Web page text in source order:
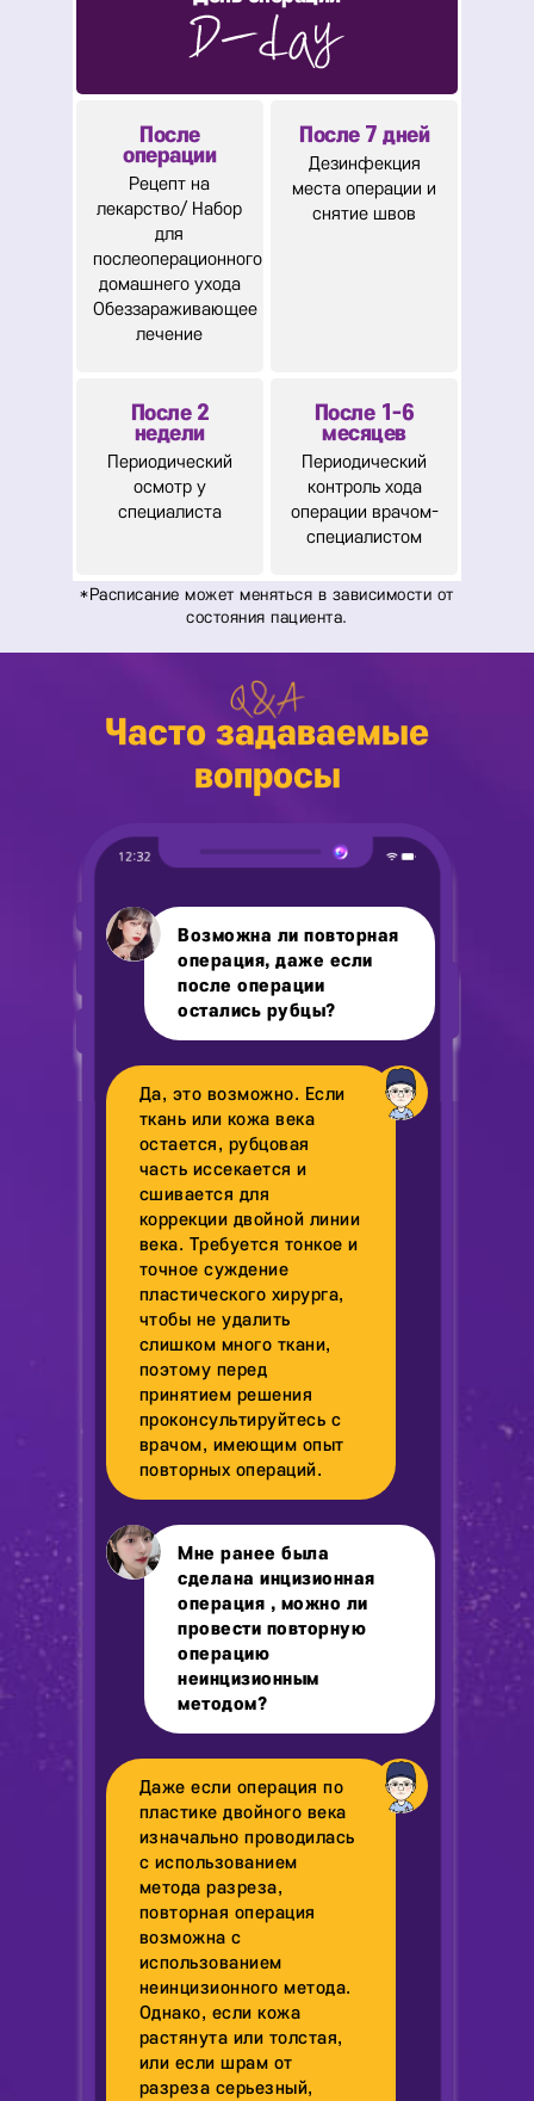
После
операции
Рецепт на
лекарство/ Набор
для
послеоперационного
домашнего ухода
Обеззараживающее
лечение
После 7 дней
Дезинфекция
места операции и
снятие швов
После 2
недели
Периодический
осмотр у
специалиста
После 1-6
месяцев
Периодический
контроль хода
операции врачом-
специалистом
Часто задаваемые
вопросы
Возможна ли повторная
операция, даже если
после операции
остались рубцы?
Да, это возможно. Если
ткань или кожа века
остается, рубцовая
часть иссекается и
сшивается для
коррекции двойной линии
века. Требуется тонкое и
точное суждение
пластического хирурга,
чтобы не удалить
слишком много ткани,
поэтому перед
принятием решения
проконсультируйтесь с
врачом, имеющим опыт
повторных операций.
Мне ранее была
сделана инцизионная
операция , можно ли
провести повторную
операцию
неинцизионным
методом?
Даже если операция по
пластике двойного века
изначально проводилась
с использованием
метода разреза,
повторная операция
возможна с
использованием
неинцизионного метода.
Однако, если кожа
растянута или толстая,
или если шрам от
разреза серьезный,